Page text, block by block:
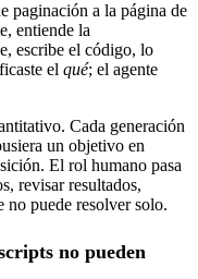
paginación a la página de
entiende la
escribe el código, lo
el qué; el agente
Cada generación
un objetivo en
El rol humano pasa
revisar resultados,
no puede resolver solo.
no pueden